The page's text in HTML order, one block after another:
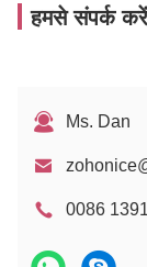
हमसे संपर्क करें
Ms. Dan
0086